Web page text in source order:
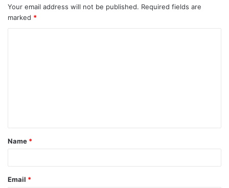
Your email address will not be published. Required fields are
marked *
t
*
Name *
Email *